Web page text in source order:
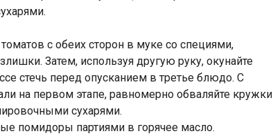
с обеих сторон в муке со специями,
Затем, используя другую руку, окунайте
стечь перед опусканием в третье блюдо. С
на первом этапе, равномерно обваляйте кружки
сухарями.
помидоры партиями в горячее масло.